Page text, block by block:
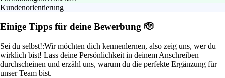
Kundenorientierung
Einige Tipps für deine Bewerbung 🫡
Sei du selbst!:Wir möchten dich kennenlernen, also zeig uns, wer du
wirklich bist! Lass deine Persönlichkeit in deinem Anschreiben
durchscheinen und erzähl uns, warum du die perfekte Ergänzung für
unser Team bist.